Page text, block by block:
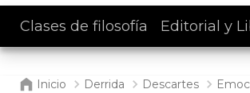
Clases de filosofía Editorial y
Inicio Derrida Descartes